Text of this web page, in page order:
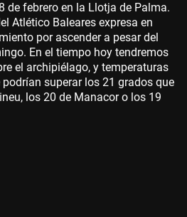
de febrero en la Llotja de Palma.
Atlético Baleares expresa en
por ascender a pesar del
En el tiempo hoy tendremos
el archipiélago, y temperaturas
superar los 21 grados que
los 20 de Manacor o los 19